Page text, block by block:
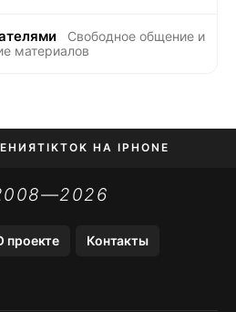
Свободное общение и
материалов
TIKTOK НА IPHONE
проекте Контакты